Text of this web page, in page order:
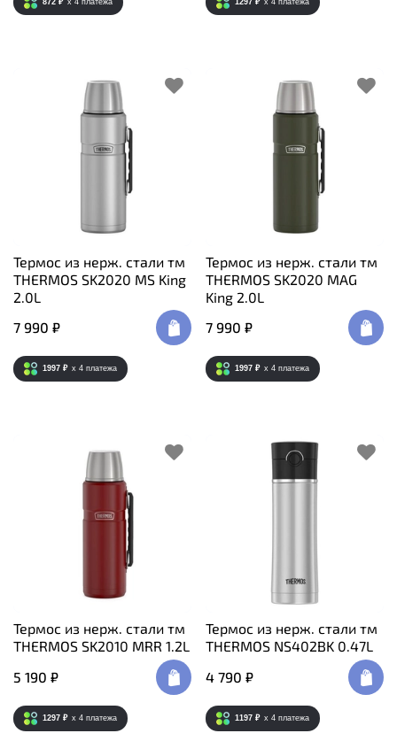
Термос из нерж. стали тм
THERMOS SK2020 MS King
2.0L
7 990 ₽
1997 ₽ x 4 платежа
Термос из нерж. стали тм
THERMOS SK2020 MAG
King 2.0L
7 990 ₽
1997 ₽ x 4 платежа
Термос из нерж. стали тм
THERMOS SK2010 MRR 1.2L
5 190 ₽
1297 ₽ x 4 платежа
Термос из нерж. стали тм
THERMOS NS402BK 0.47L
4 790 ₽
1197 ₽ x 4 платежа